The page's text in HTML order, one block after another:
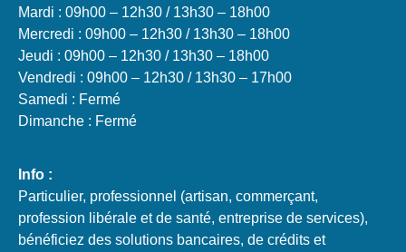
Mardi : 09h00 – 12h30 / 13h30 – 18h00
Mercredi : 09h00 – 12h30 / 13h30 – 18h00
Jeudi : 09h00 – 12h30 / 13h30 – 18h00
Vendredi : 09h00 – 12h30 / 13h30 – 17h00
Samedi : Fermé
Dimanche : Fermé
Info :
Particulier, professionnel (artisan, commerçant,
profession libérale et de santé, entreprise de services),
bénéficiez des solutions bancaires, de crédits et